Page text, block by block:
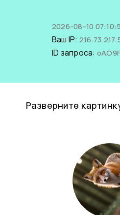
2026-08-10
Ваш IP:
ID запроса:
Разверните